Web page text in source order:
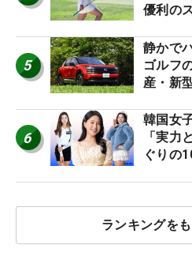
優利の
5
静かで
ゴルフ
産・新
6
韓国女
「実力
ぐりの
ランキングを